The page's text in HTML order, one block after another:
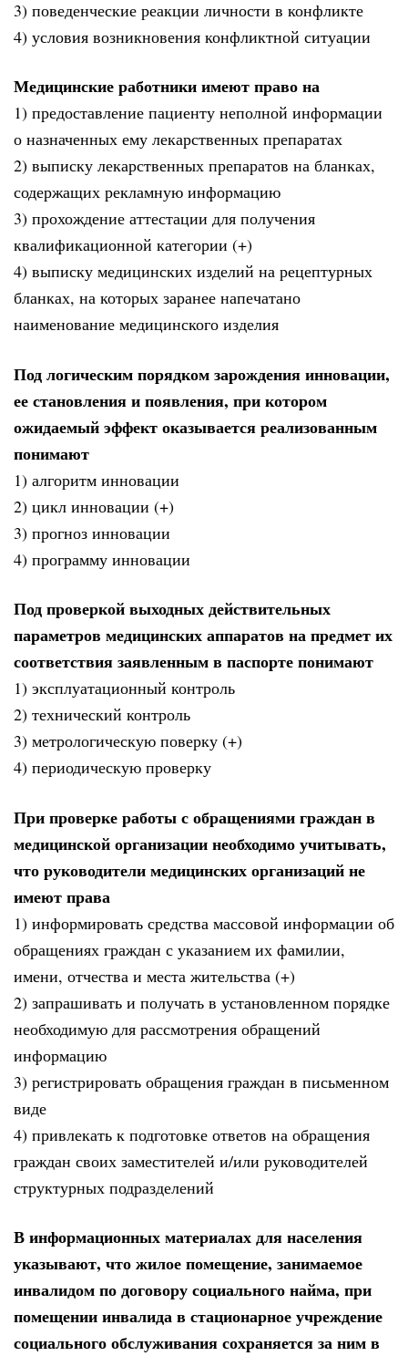
3) поведенческие реакции личности в конфликте
4) условия возникновения конфликтной ситуации
Медицинские работники имеют право на
1) предоставление пациенту неполной информации
о назначенных ему лекарственных препаратах
2) выписку лекарственных препаратов на бланках,
содержащих рекламную информацию
3) прохождение аттестации для получения
квалификационной категории (+)
4) выписку медицинских изделий на рецептурных
бланках, на которых заранее напечатано
наименование медицинского изделия
Под логическим порядком зарождения инновации,
ее становления и появления, при котором
ожидаемый эффект оказывается реализованным
понимают
1) алгоритм инновации
2) цикл инновации (+)
3) прогноз инновации
4) программу инновации
Под проверкой выходных действительных
параметров медицинских аппаратов на предмет их
соответствия заявленным в паспорте понимают
1) эксплуатационный контроль
2) технический контроль
3) метрологическую поверку (+)
4) периодическую проверку
При проверке работы с обращениями граждан в
медицинской организации необходимо учитывать,
что руководители медицинских организаций не
имеют права
1) информировать средства массовой информации об
обращениях граждан с указанием их фамилии,
имени, отчества и места жительства (+)
2) запрашивать и получать в установленном порядке
необходимую для рассмотрения обращений
информацию
3) регистрировать обращения граждан в письменном
виде
4) привлекать к подготовке ответов на обращения
граждан своих заместителей и/или руководителей
структурных подразделений
В информационных материалах для населения
указывают, что жилое помещение, занимаемое
инвалидом по договору социального найма, при
помещении инвалида в стационарное учреждение
социального обслуживания сохраняется за ним в